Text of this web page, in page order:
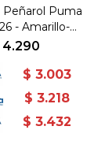
Peñarol Puma
- Amarillo-
4.290
$ 3.003
$ 3.218
$ 3.432